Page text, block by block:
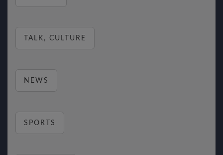
TALK, CULTURE
NEWS
SPORTS